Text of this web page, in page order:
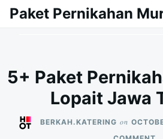
SkipSearch
Paket Pernikahan
5+ Paket
Lopait Jawa
BERKAH.KATERING on